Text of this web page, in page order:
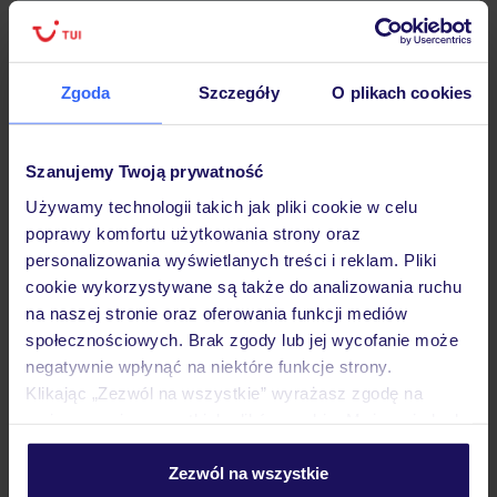
Zgoda Szczegóły O plikach cookies
Szanujemy Twoją prywatność
Używamy technologii takich jak pliki cookie w celu
poprawy komfortu użytkowania strony oraz
personalizowania wyświetlanych treści i reklam. Pliki
cookie wykorzystywane są także do analizowania ruchu
na naszej stronie oraz oferowania funkcji mediów
społecznościowych. Brak zgody lub jej wycofanie może
negatywnie wpłynąć na niektóre funkcje strony.
Klikając „Zezwól na wszystkie” wyrażasz zgodę na
personalizować swój wybór wchodząc w zakładkę
Zezwól na wszystkie
Hotel
Opinie
Pokoje
Wyżywienie